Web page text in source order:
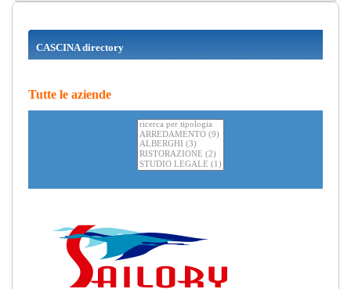
CASCINA directory
Tutte le aziende